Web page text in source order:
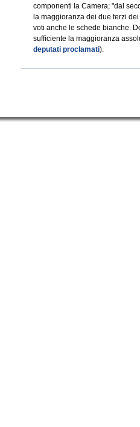
componenti la Camera; "dal
la maggioranza dei due terzi
voti anche le schede bianche.
sufficiente la maggioranza
deputati proclamati).